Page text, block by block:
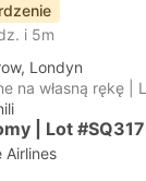
i 5m
Londyn
na własną rękę |
| Lot #SQ317
Airlines